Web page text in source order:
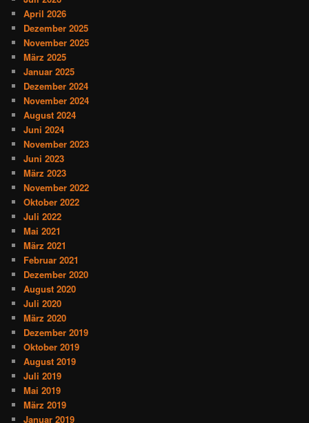
April 2026
Dezember 2025
November 2025
März 2025
Januar 2025
Dezember 2024
November 2024
August 2024
Juni 2024
November 2023
Juni 2023
März 2023
November 2022
Oktober 2022
Juli 2022
Mai 2021
März 2021
Februar 2021
Dezember 2020
August 2020
Juli 2020
März 2020
Dezember 2019
Oktober 2019
August 2019
Juli 2019
Mai 2019
März 2019
Januar 2019